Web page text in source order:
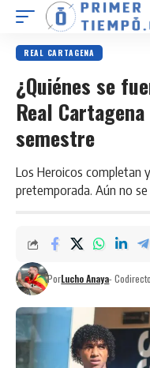
REAL CARTAGENA
¿Quiénes se
Real
semestre
Los Heroicos completan
pretemporada. Aún no
PorLucho Anaya-